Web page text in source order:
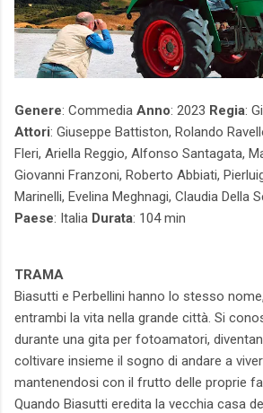
Genere: Commedia Anno: 2023 Regia:
Attori: Giuseppe Battiston, Rolando
Fleri, Ariella Reggio, Alfonso Santagata,
Giovanni Franzoni, Roberto Abbiati,
Marinelli, Evelina Meghnagi, Claudia Della
Paese: Italia Durata: 104 min
TRAMA
Biasutti e Perbellini hanno lo stesso
entrambi la vita nella grande città. Si
durante una gita per fotoamatori,
coltivare insieme il sogno di andare a
mantenendosi con il frutto delle proprie
Quando Biasutti eredita la vecchia casa